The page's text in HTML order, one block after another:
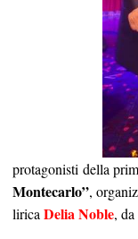
protagonisti della
Montecarlo”,
lirica Delia Noble,